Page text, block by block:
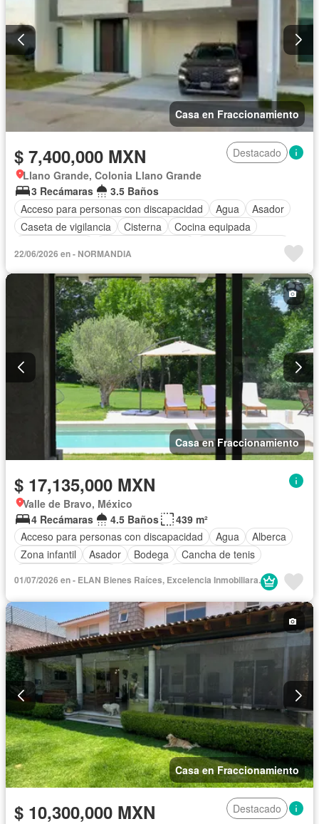
Casa en Fraccionamiento
$ 7,400,000 MXN
Destacado
Llano Grande, Colonia Llano Grande
3 Recámaras
3.5 Baños
Acceso para personas con discapacidad
Agua
Asador
Caseta de vigilancia
Cisterna
Cocina equipada
Electricidad
Estacionamiento
Recámara con closet
Seguridad Zonas verdes
22/06/2026 en - NORMANDIA
Casa en Fraccionamiento
$ 17,135,000 MXN
Valle de Bravo, México
4 Recámaras
4.5 Baños
439 m²
Acceso para personas con discapacidad
Agua
Alberca
Zona infantil
Asador Bodega
Cancha de tenis
Cuarto de servicio
Electricidad
Estacionamiento Gas natural
Jardín
Recámara con closet
Sala polivalente
Terraza
Vista panorámica
Zonas verdes
01/07/2026 en - ELAN Bienes Raíces, Excelencia Inmobiliara.
Casa en Fraccionamiento
$ 10,300,000 MXN Destacado